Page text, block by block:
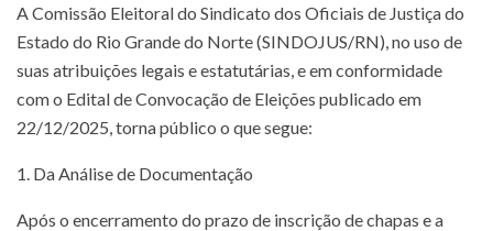
A Comissão Eleitoral do Sindicato dos Oficiais de Justiça do
Estado do Rio Grande do Norte (SINDOJUS/RN), no uso de
suas atribuições legais e estatutárias, e em conformidade
com o Edital de Convocação de Eleições publicado em
22/12/2025, torna público o que segue:
1. Da Análise de Documentação
Após o encerramento do prazo de inscrição de chapas e a